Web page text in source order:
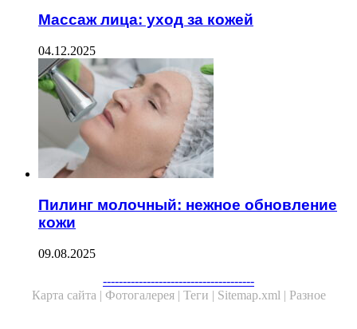
Массаж лица: уход за кожей
04.12.2025
Пилинг молочный: нежное обновление
кожи
09.08.2025
--------------------------------------
Карта сайта | Фотогалерея | Теги | Sitemap.xml | Разное